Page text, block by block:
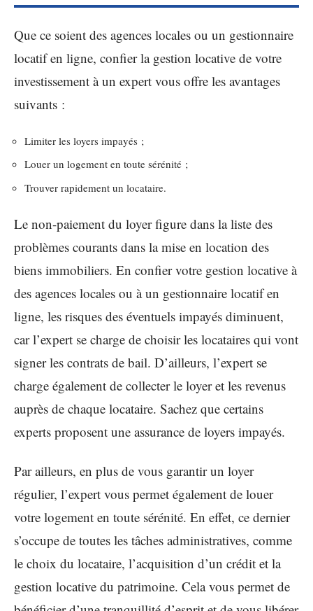
Que ce soient des agences locales ou un gestionnaire
locatif en ligne, confier la gestion locative de votre
investissement à un expert vous offre les avantages
suivants :
Limiter les loyers impayés ;
Louer un logement en toute sérénité ;
Trouver rapidement un locataire.
Le non-paiement du loyer figure dans la liste des
problèmes courants dans la mise en location des
biens immobiliers. En confier votre gestion locative à
des agences locales ou à un gestionnaire locatif en
ligne, les risques des éventuels impayés diminuent,
car l’expert se charge de choisir les locataires qui vont
signer les contrats de bail. D’ailleurs, l’expert se
charge également de collecter le loyer et les revenus
auprès de chaque locataire. Sachez que certains
experts proposent une assurance de loyers impayés.
Par ailleurs, en plus de vous garantir un loyer
régulier, l’expert vous permet également de louer
votre logement en toute sérénité. En effet, ce dernier
s’occupe de toutes les tâches administratives, comme
le choix du locataire, l’acquisition d’un crédit et la
gestion locative du patrimoine. Cela vous permet de